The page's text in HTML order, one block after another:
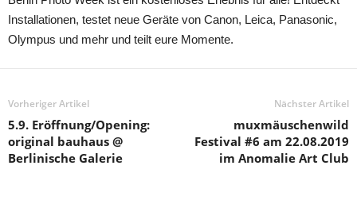
Installationen, testet neue Geräte von Canon, Leica, Panasonic,
Olympus und mehr und teilt eure Momente.
Vorheriger Artikel
5.9. Eröffnung/Opening:
original bauhaus @
Berlinische Galerie
Nächster Artikel
muxmäuschenwild
Festival #6 am 22.08.2019
im Anomalie Art Club